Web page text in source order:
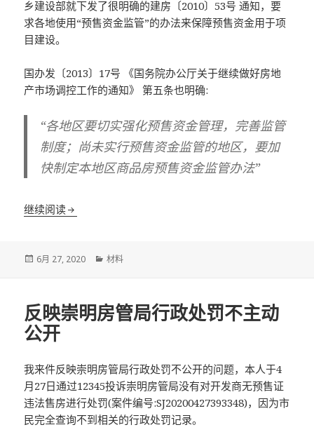
乡建设部就下发了很明确的建房〔2010〕53号 通知，要
求各地使用“预售资金监管”的办法来保障预售资金用于项
目建设。
国办发〔2013〕17号 《国务院办公厅关于继续做好房地
产市场调控工作的通知》 第五条也明确:
“各地区要切实强化预售资金管理，完善监管
制度；尚未实行预售资金监管的地区，要加
快制定本地区商品房预售资金监管办法”
继续阅读反映崇明区相关主管机关不依法行政 失职渎职 玩忽
发
6月 27, 2020
分
材料
反映崇明房管局行政处罚不主动
公开
我来件反映崇明房管局行政处罚不公开的问题，本人于4
月27日通过12345投诉崇明房管局没有对开发商无预售证
违法售房进行处罚(案件编号:SJ20200427393348)，因为市
民完全查询不到相关的行政处罚记录。